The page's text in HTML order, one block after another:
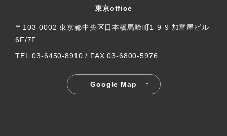
東京office
〒103-0002 東京都中央区日本橋馬喰町1-9-9 加富屋ビル
6F/7F
TEL:03-6450-8910 / FAX:03-6800-5976
Google Map